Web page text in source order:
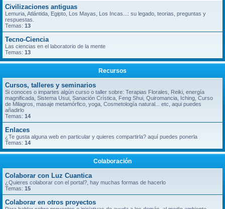
Civilizaciones antiguas
Lemuria, Atlántida, Egipto, Los Mayas, Los Incas...: su legado, teorias, preguntas y
respuestas.
Temas: 13
Tecno-Ciencia
Las ciencias en el laboratorio de la mente
Temas: 13
Recursos
Cursos, talleres y seminarios
Si conoces o impartes algún curso o taller sobre: Terapias Florales, Reiki, energía
magnificada, Sistema Usui, Sanación Crística, Feng Shui, Quiromancia, Iching, Curso
de Milagros, masaje metamórfico, yoga, Cosmetología natural... etc, aqui puedes
añadirlo
Temas: 14
Enlaces
¿Te gusta alguna web en particular y quieres compartirla? aquí puedes ponerla
Temas: 14
Colaboración
Colaborar con Luz Cuantica
¿Quieres colaborar con el portal?, hay muchas formas de hacerlo
Temas: 15
Colaborar en otros proyectos